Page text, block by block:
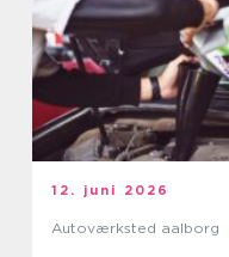
12. juni 2026
Autoværksted aalborg